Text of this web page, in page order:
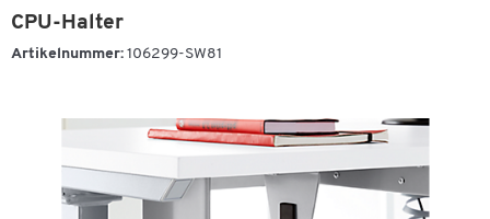
CPU-Halter
Artikelnummer: 106299-SW81